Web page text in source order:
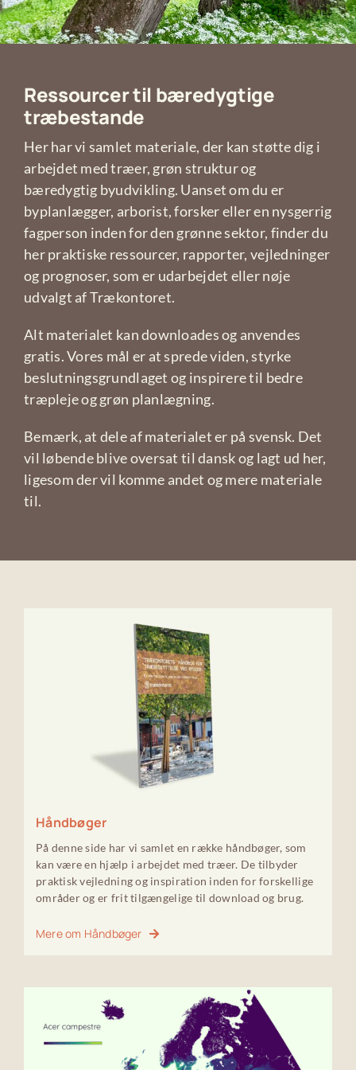
Ressourcer til bæredygtige
træbestande
Her har vi samlet materiale, der kan støtte dig i
arbejdet med træer, grøn struktur og
bæredygtig byudvikling. Uanset om du er
byplanlægger, arborist, forsker eller en nysgerrig
fagperson inden for den grønne sektor, finder du
her praktiske ressourcer, rapporter, vejledninger
og prognoser, som er udarbejdet eller nøje
udvalgt af Trækontoret.
Alt materialet kan downloades og anvendes
gratis. Vores mål er at sprede viden, styrke
beslutningsgrundlaget og inspirere til bedre
træpleje og grøn planlægning.
Bemærk, at dele af materialet er på svensk. Det
vil løbende blive oversat til dansk og lagt ud her,
ligesom der vil komme andet og mere materiale
til.
Håndbøger
På denne side har vi samlet en række håndbøger, som
kan være en hjælp i arbejdet med træer. De tilbyder
praktisk vejledning og inspiration inden for forskellige
områder og er frit tilgængelige til download og brug.
Mere om Håndbøger